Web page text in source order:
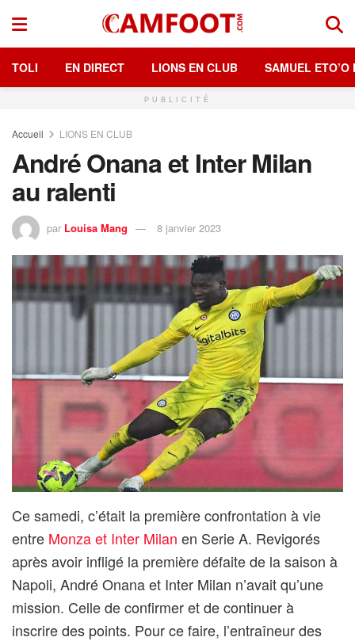
TOLI EN DIRECT LIONS EN CLUB SAMUEL ETO’O
PUBLICITÉ
Accueil LIONS EN CLUB
André Onana et Inter Milan
au ralenti
par Louisa Mang 8 janvier 2023
Ce samedi, c’était la première confrontation à vie
entre Monza et Inter Milan en Serie A. Revigorés
après avoir infligé la première défaite de la saison à
Napoli, André Onana et Inter Milan n’avait qu’une
mission. Celle de confirmer et de continuer à
inscrire des points. Pour ce faire, l’entraîneur des